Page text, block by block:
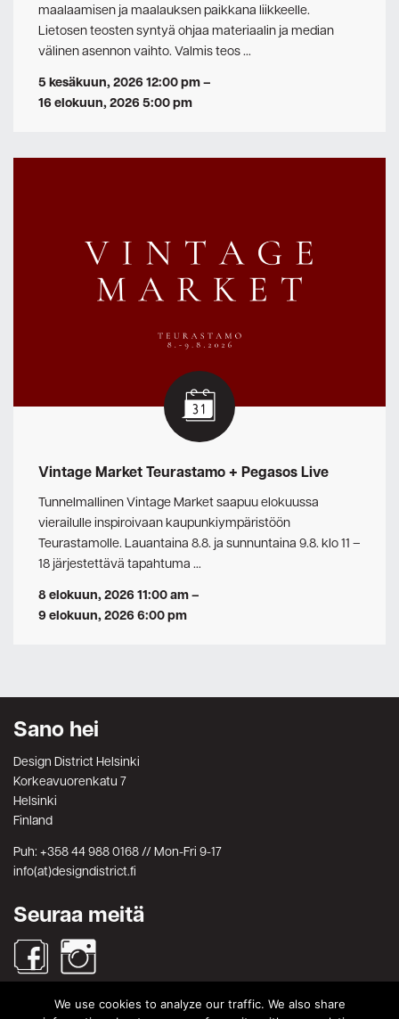
maalaamisen ja maalauksen paikkana liikkeelle.
Lietosen teosten syntyä ohjaa materiaalin ja median
välinen asennon vaihto. Valmis teos …
5 kesäkuun, 2026 12:00 pm–
16 elokuun, 2026 5:00 pm
Vintage Market Teurastamo + Pegasos Live
Tunnelmallinen Vintage Market saapuu elokuussa
vierailulle inspiroivaan kaupunkiympäristöön
Teurastamolle. Lauantaina 8.8. ja sunnuntaina 9.8. klo 11 –
18 järjestettävä tapahtuma …
8 elokuun, 2026 11:00 am–
9 elokuun, 2026 6:00 pm
Sano hei
Design District Helsinki
Korkeavuorenkatu 7
Helsinki
Finland
Puh: +358 44 988 0168 // Mon-Fri 9-17
info(at)designdistrict.fi
Seuraa meitä
We use cookies to analyze our traffic. We also share